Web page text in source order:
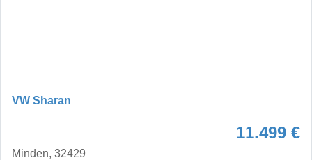
VW Sharan
11.499 €
Minden, 32429